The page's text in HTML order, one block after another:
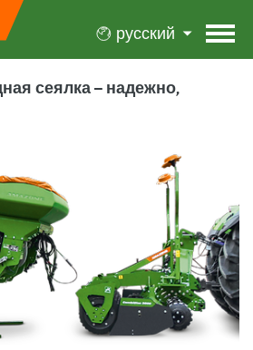
русский
сеялка – надежно,